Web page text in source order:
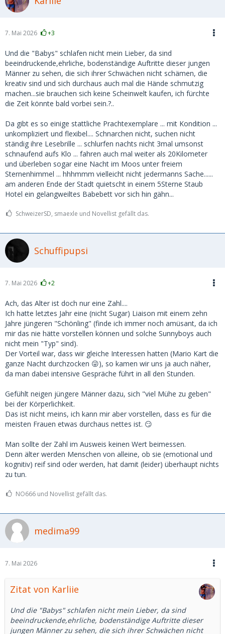
7. Mai 2026 +3
Und die "Babys" schlafen nicht mein Lieber, da sind
beeindruckende,ehrliche, bodenständige Auftritte dieser jungen
Männer zu sehen, die sich ihrer Schwächen nicht schämen, die
kreativ sind und sich durchaus auch mal die Hände schmutzig
machen...sie brauchen sich keine Scheinwelt kaufen, ich fürchte
die Zeit könnte bald vorbei sein.?..
Da gibt es so einige stattliche Prachtexemplare ... mit Kondition ...
unkompliziert und flexibel.... Schnarchen nicht, suchen nicht
ständig ihre Lesebrille ... schlurfen nachts nicht 3mal umsonst
schnaufend aufs Klo ... fahren auch mal weiter als 20Kilometer
und überleben sogar eine Nacht im Moos unter freiem
Sternenhimmel ... hhhmmm vielleicht nicht jedermanns Sache......
am anderen Ende der Stadt quietscht in einem 5Sterne Staub
Hotel ein gelangweiltes Babebett vor sich hin gähn...
SchweizerSD, smaexle und Novellist gefällt das.
Schuffipupsi
7. Mai 2026 +2
Ach, das Alter ist doch nur eine Zahl....
Ich hatte letztes Jahr eine (nicht Sugar) Liaison mit einem zehn
Jahre jüngeren "Schönling" (finde ich immer noch amüsant, da ich
mir das nie hätte vorstellen können und solche Sunnyboys auch
nicht mein "Typ" sind).
Der Vorteil war, dass wir gleiche Interessen hatten (Mario Kart die
ganze Nacht durchzocken 😜), so kamen wir uns ja auch näher,
da man dabei intensive Gespräche führt in all den Stunden.
Gefühlt neigen jüngere Männer dazu, sich "viel Mühe zu geben"
bei der Körperlichkeit.
Das ist nicht meins, ich kann mir aber vorstellen, dass es für die
meisten Frauen etwas durchaus nettes ist. 😏
Man sollte der Zahl im Ausweis keinen Wert beimessen.
Denn älter werden Menschen von alleine, ob sie (emotional und
kognitiv) reif sind oder werden, hat damit (leider) überhaupt nichts
zu tun.
NO666 und Novellist gefällt das.
medima99
7. Mai 2026
Zitat von Karliie
Und die "Babys" schlafen nicht mein Lieber, da sind
beeindruckende,ehrliche, bodenständige Auftritte dieser
jungen Männer zu sehen, die sich ihrer Schwächen nicht